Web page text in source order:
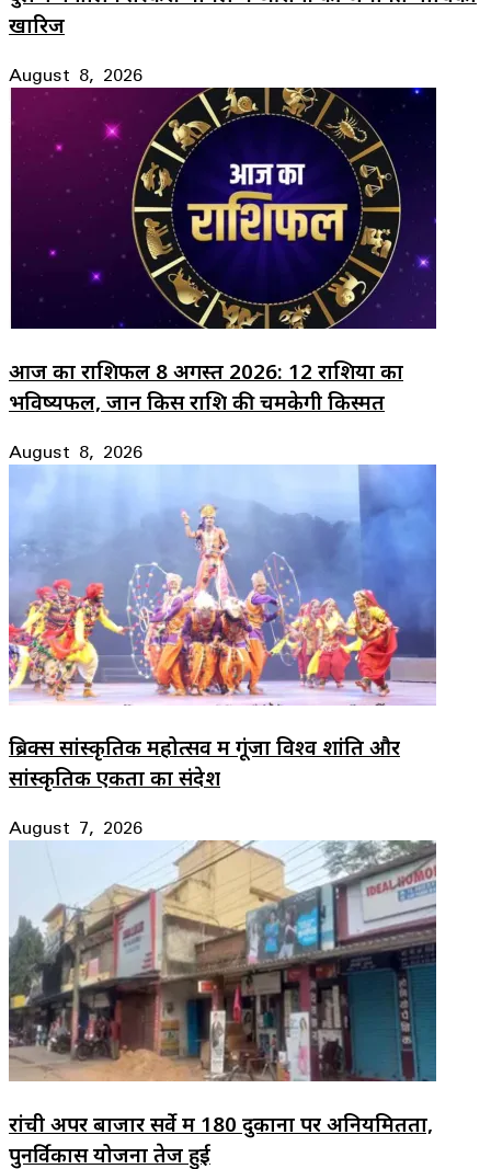
खारिज
August 8, 2026
आज का राशिफल 8 अगस्त 2026: 12 राशियों का
भविष्यफल, जानें किस राशि की चमकेगी किस्मत
August 8, 2026
ब्रिक्स सांस्कृतिक महोत्सव में गूंजा विश्व शांति और
सांस्कृतिक एकता का संदेश
August 7, 2026
रांची अपर बाजार सर्वे में 180 दुकानों पर अनियमितता,
पुनर्विकास योजना तेज हुई